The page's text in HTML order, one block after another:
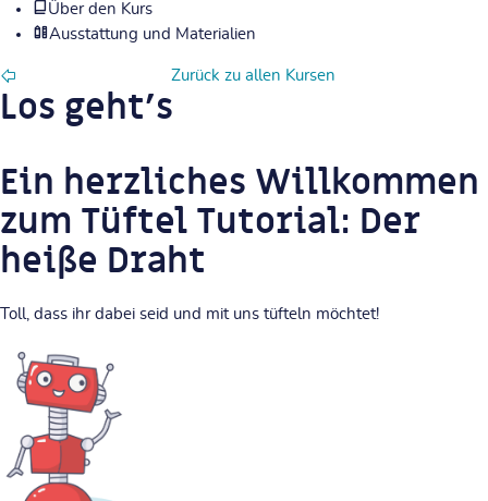
Über den Kurs
Ausstattung und Materialien
Zurück zu allen Kursen
Los geht's
Ein herzliches Willkommen
zum Tüftel Tutorial: Der
heiße Draht
Toll, dass ihr dabei seid und mit uns tüfteln möchtet!